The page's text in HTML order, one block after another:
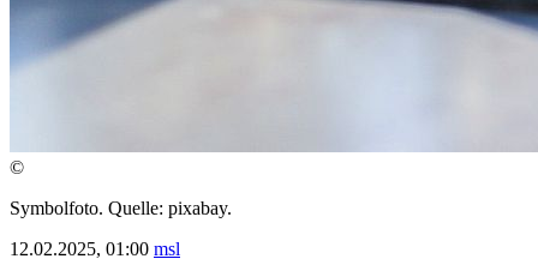
©
Symbolfoto. Quelle: pixabay.
12.02.2025, 01:00 msl